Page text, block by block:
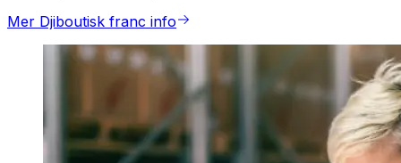
Mer Djiboutisk franc info